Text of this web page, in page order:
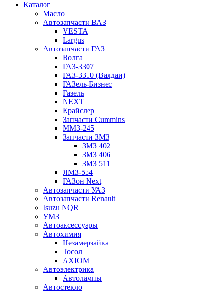
Каталог
Масло
Автозапчасти ВАЗ
VESTA
Largus
Автозапчасти ГАЗ
Волга
ГАЗ-3307
ГАЗ-3310 (Валдай)
ГАЗель-Бизнес
Газель
NEXT
Крайслер
Запчасти Cummins
ММЗ-245
Запчасти ЗМЗ
ЗМЗ 402
ЗМЗ 406
ЗМЗ 511
ЯМЗ-534
ГАЗон Next
Автозапчасти УАЗ
Автозапчасти Renault
Isuzu NQR
УМЗ
Автоаксессуары
Автохимия
Незамерзайка
Тосол
AXIOM
Автоэлектрика
Автолампы
Автостекло